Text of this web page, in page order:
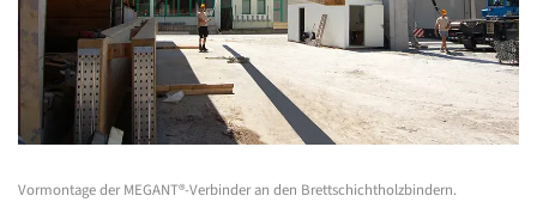
Vormontage der MEGANT®-Verbinder an den Brettschichtholzbindern.